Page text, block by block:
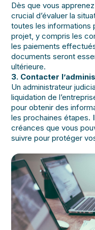
Dès que vous
crucial d’évaluer la
toutes les informations
projet, y compris les
les paiements
documents seront
ultérieure.
3. Contacter
Un administrateur
liquidation de
pour obtenir des
les prochaines étapes.
créances que vous
suivre pour protéger